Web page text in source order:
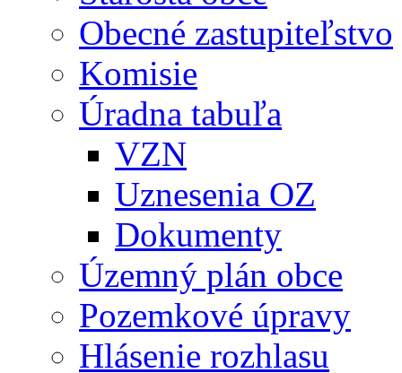
Obecné zastupiteľstvo
Komisie
Úradna tabuľa
VZN
Uznesenia OZ
Dokumenty
Územný plán obce
Pozemkové úpravy
Hlásenie rozhlasu